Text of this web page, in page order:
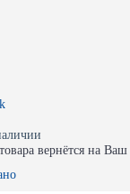
вернётся на Ваш